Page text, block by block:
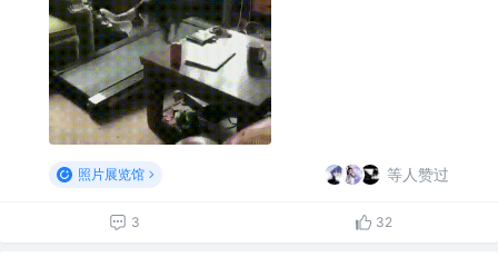
照片展览馆 等人赞过
3 32